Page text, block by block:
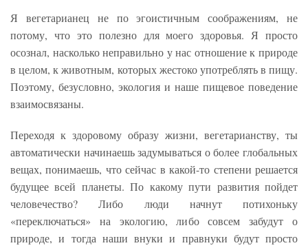
Я вегетарианец не по эгоистичным соображениям, не
потому, что это полезно для моего здоровья. Я просто
осознал, насколько неправильно у нас отношение к природе
в целом, к животным, которых жестоко употреблять в пищу.
Поэтому, безусловно, экология и наше пищевое поведение
взаимосвязаны.
Переходя к здоровому образу жизни, вегетарианству, ты
автоматически начинаешь задумываться о более глобальных
вещах, понимаешь, что сейчас в какой-то степени решается
будущее всей планеты. По какому пути развития пойдет
человечество? Либо люди начнут потихоньку
«переключаться» на экологию, либо совсем забудут о
природе, и тогда наши внуки и правнуки будут просто